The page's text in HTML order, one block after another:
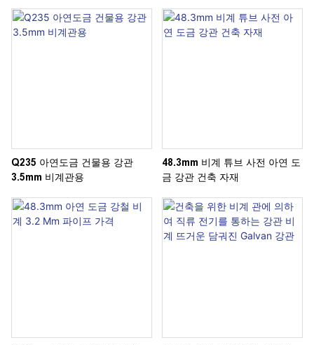
Q235 아연도금 건물용 강관
3.5mm 비계관용
48.3mm 비계 튜브 사전 아연 도
금 강관 건축 자재